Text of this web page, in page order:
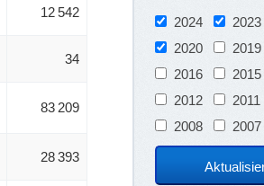
12 542
34
83 209
28 393
2024 2023
2020
2019
2016
2015
2012
2011
2008
2007